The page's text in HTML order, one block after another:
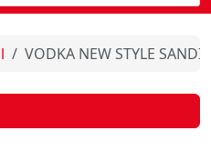
VODKA NEW STYLE